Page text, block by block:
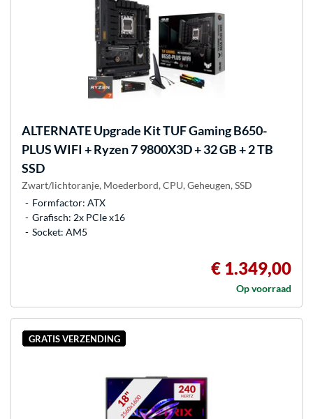
ALTERNATEUpgrade Kit TUF Gaming B650-
PLUS WIFI + Ryzen 7 9800X3D + 32 GB + 2 TB
SSD
Zwart/lichtoranje, Moederbord, CPU, Geheugen, SSD
Formfactor: ATX
Grafisch: 2x PCIe x16
Socket: AM5
€ 1.349,00
Op voorraad
GRATIS VERZENDING